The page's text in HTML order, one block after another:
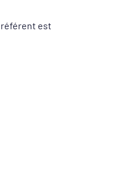
référent est